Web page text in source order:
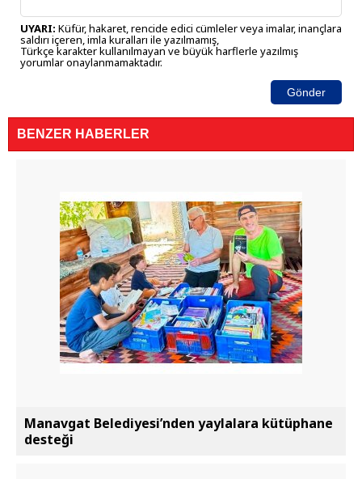
UYARI: Küfür, hakaret, rencide edici cümleler veya imalar, inançlara
saldırı içeren, imla kuralları ile yazılmamış,
Türkçe karakter kullanılmayan ve büyük harflerle yazılmış
yorumlar onaylanmamaktadır.
Gönder
BENZER HABERLER
Manavgat Belediyesi’nden yaylalara kütüphane
desteği